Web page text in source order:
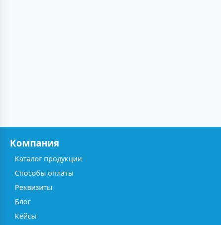
Компания
Каталог продукции
Способы оплаты
Реквизиты
Блог
Кейсы